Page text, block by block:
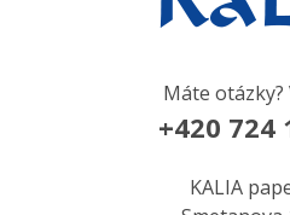
Máte otázky?
+420 724
KALIA